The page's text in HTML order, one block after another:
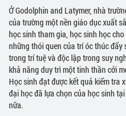
Ở Godolphin and Latymer, nhà
của trường một nền giáo dục xuất
học sinh tham gia, học sinh học
những thói quen của trí óc thúc
trong trí tuệ và độc lập trong suy
khả năng duy trì một tinh thần cởi
Học sinh đạt được kết quả kiểm tra
đại học đã lựa chọn của học sinh
nữa.